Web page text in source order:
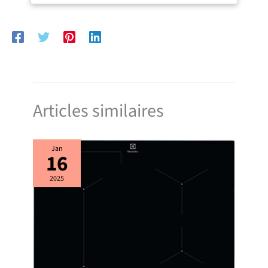
dignes d’un café pro, depuis chez vous. ACCESSOIRES BARISTA INCLUS
nettoyage facile. RÉPARABILITÉ 15 ANS AU JUSTE PRIX : Produit
réparable dans notre réseau de 6200 réparateurs dans le monde pour
Articles similaires
Jan
16
2025